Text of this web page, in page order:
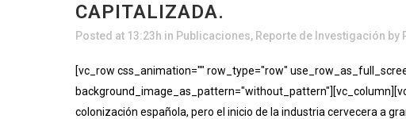
CAPITALIZADA.
Posted at 13:23h in Publicaciones, Reporte de Investigación by
[vc_row css_animation="" row_type="row"
colonización española, pero el inicio de la industria cervecera a